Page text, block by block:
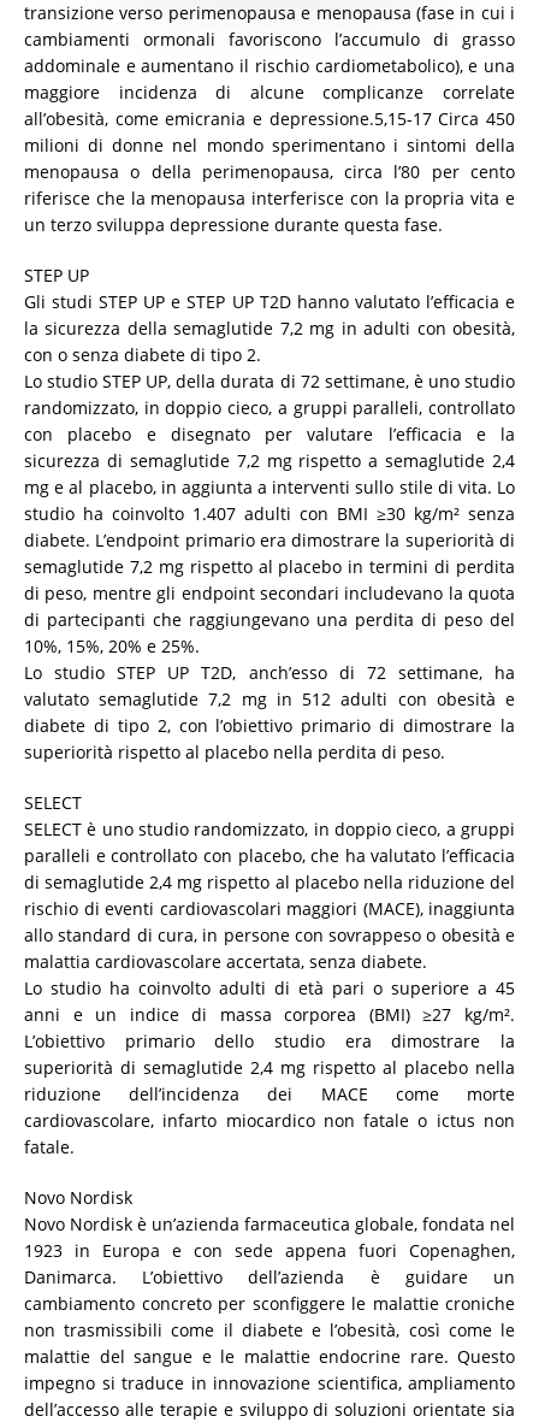
transizione verso perimenopausa e menopausa (fase in cui i
cambiamenti ormonali favoriscono l’accumulo di grasso
addominale e aumentano il rischio cardiometabolico), e una
maggiore incidenza di alcune complicanze correlate
all’obesità, come emicrania e depressione.5,15-17 Circa 450
milioni di donne nel mondo sperimentano i sintomi della
menopausa o della perimenopausa, circa l’80 per cento
riferisce che la menopausa interferisce con la propria vita e
un terzo sviluppa depressione durante questa fase.
STEP UP
Gli studi STEP UP e STEP UP T2D hanno valutato l’efficacia e
la sicurezza della semaglutide 7,2 mg in adulti con obesità,
con o senza diabete di tipo 2.
Lo studio STEP UP, della durata di 72 settimane, è uno studio
randomizzato, in doppio cieco, a gruppi paralleli, controllato
con placebo e disegnato per valutare l’efficacia e la
sicurezza di semaglutide 7,2 mg rispetto a semaglutide 2,4
mg e al placebo, in aggiunta a interventi sullo stile di vita. Lo
studio ha coinvolto 1.407 adulti con BMI ≥30 kg/m² senza
diabete. L’endpoint primario era dimostrare la superiorità di
semaglutide 7,2 mg rispetto al placebo in termini di perdita
di peso, mentre gli endpoint secondari includevano la quota
di partecipanti che raggiungevano una perdita di peso del
10%, 15%, 20% e 25%.
Lo studio STEP UP T2D, anch’esso di 72 settimane, ha
valutato semaglutide 7,2 mg in 512 adulti con obesità e
diabete di tipo 2, con l’obiettivo primario di dimostrare la
superiorità rispetto al placebo nella perdita di peso.
SELECT
SELECT è uno studio randomizzato, in doppio cieco, a gruppi
paralleli e controllato con placebo, che ha valutato l’efficacia
di semaglutide 2,4 mg rispetto al placebo nella riduzione del
rischio di eventi cardiovascolari maggiori (MACE), inaggiunta
allo standard di cura, in persone con sovrappeso o obesità e
malattia cardiovascolare accertata, senza diabete.
Lo studio ha coinvolto adulti di età pari o superiore a 45
anni e un indice di massa corporea (BMI) ≥27 kg/m².
L’obiettivo primario dello studio era dimostrare la
superiorità di semaglutide 2,4 mg rispetto al placebo nella
riduzione dell’incidenza dei MACE come morte
cardiovascolare, infarto miocardico non fatale o ictus non
fatale.
Novo Nordisk
Novo Nordisk è un’azienda farmaceutica globale, fondata nel
1923 in Europa e con sede appena fuori Copenaghen,
Danimarca. L’obiettivo dell’azienda è guidare un
cambiamento concreto per sconfiggere le malattie croniche
non trasmissibili come il diabete e l’obesità, così come le
malattie del sangue e le malattie endocrine rare. Questo
impegno si traduce in innovazione scientifica, ampliamento
dell’accesso alle terapie e sviluppo di soluzioni orientate sia